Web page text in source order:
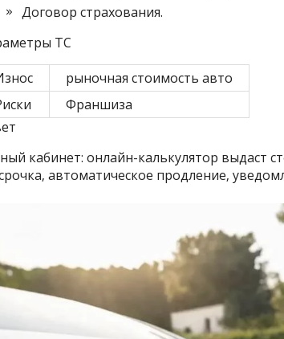
Договор страхования.
ТС
рыночная стоимость авто
Франшиза
кабинет: онлайн-калькулятор выдаст
автоматическое продление‚